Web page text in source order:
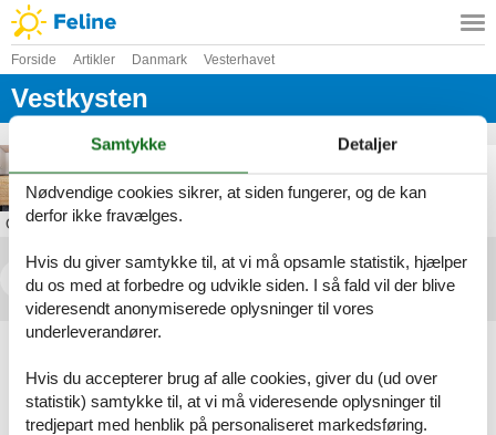
Forside Artikler Danmark Vesterhavet
Vestkysten
OmVestkysten
<< < ... 16 17 18 19
Artikeltyper
Alle
Sommerhus
Inspiration
Samtykke Detaljer
Nødvendige cookies sikrer, at siden fungerer, og de kan
derfor ikke fravælges.
Hvis du giver samtykke til, at vi må opsamle statistik, hjælper
du os med at forbedre og udvikle siden. I så fald vil der blive
videresendt anonymiserede oplysninger til vores
underleverandører.
Hvis du accepterer brug af alle cookies, giver du (ud over
statistik) samtykke til, at vi må videresende oplysninger til
tredjepart med henblik på personaliseret markedsføring.